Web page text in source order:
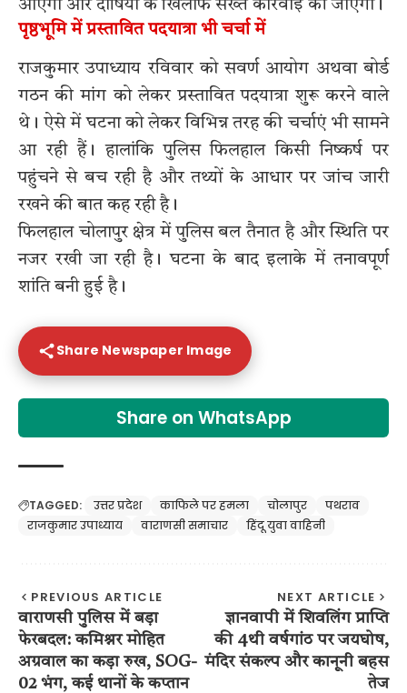
आएगी और दोषियों के खिलाफ सख्त कार्रवाई की जाएगी।
पृष्ठभूमि में प्रस्तावित पदयात्रा भी चर्चा में
राजकुमार उपाध्याय रविवार को सवर्ण आयोग अथवा बोर्ड
गठन की मांग को लेकर प्रस्तावित पदयात्रा शुरू करने वाले
थे। ऐसे में घटना को लेकर विभिन्न तरह की चर्चाएं भी सामने
आ रही हैं। हालांकि पुलिस फिलहाल किसी निष्कर्ष पर
पहुंचने से बच रही है और तथ्यों के आधार पर जांच जारी
रखने की बात कह रही है।
फिलहाल चोलापुर क्षेत्र में पुलिस बल तैनात है और स्थिति पर
नजर रखी जा रही है। घटना के बाद इलाके में तनावपूर्ण
शांति बनी हुई है।
Share Newspaper Image
Share on WhatsApp
TAGGED: उत्तर प्रदेश काफिले पर हमला चोलापुर
पथराव
राजकुमार उपाध्याय
वाराणसी समाचार हिंदू युवा वाहिनी
PREVIOUS ARTICLE
वाराणसी पुलिस में बड़ा
फेरबदल: कमिश्नर मोहित
अग्रवाल का कड़ा रुख, SOG-
02 भंग, कई थानों के कप्तान
NEXT ARTICLE
ज्ञानवापी में शिवलिंग प्राप्ति
की 4थी वर्षगांठ पर जयघोष,
मंदिर संकल्प और कानूनी बहस
तेज